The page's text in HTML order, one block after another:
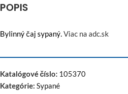
POPIS
Bylinný čaj sypaný.Viac na adc.sk
Katalógové číslo: 105370
Kategórie: Sypané